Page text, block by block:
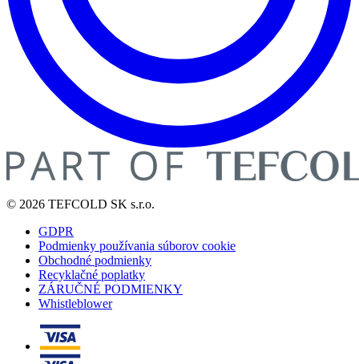
© 2026 TEFCOLD SK s.r.o.
GDPR
Podmienky používania súborov cookie
Obchodné podmienky
Recyklačné poplatky
ZÁRUČNÉ PODMIENKY
Whistleblower